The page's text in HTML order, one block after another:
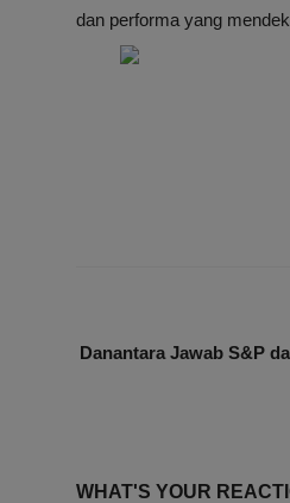
dan performa yang
Danantara Jawab S&P
WHAT'S YOUR